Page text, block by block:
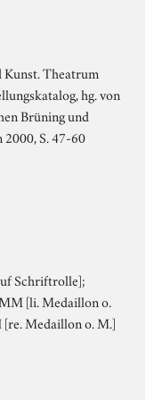
Theatrum
hg. von
Brüning und
S. 47-60
Schriftrolle];
[li. Medaillon o.
Medaillon o. M.]